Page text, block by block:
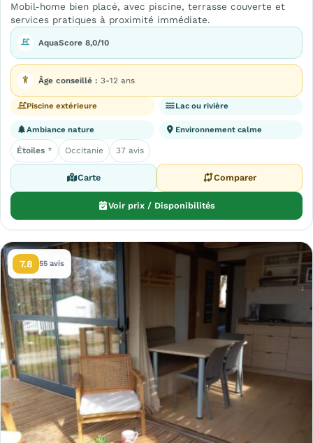
Mobil-home bien placé, avec piscine, terrasse couverte et
services pratiques à proximité immédiate.
AquaScore 8,0/10
Âge conseillé : 3-12 ans
Piscine extérieure Lac ou rivière
Ambiance nature Environnement calme
Étoiles * Occitanie 37 avis
Carte Comparer
Voir prix / Disponibilités
7.8 55 avis